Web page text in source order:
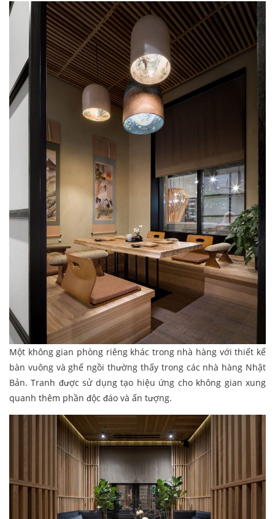
Một không gian phòng riêng khác trong nhà hàng với thiết kế
bàn vuông và ghế ngồi thường thấy trong các nhà hàng Nhật
Bản. Tranh được sử dụng tạo hiệu ứng cho không gian xung
quanh thêm phần độc đáo và ấn tượng.